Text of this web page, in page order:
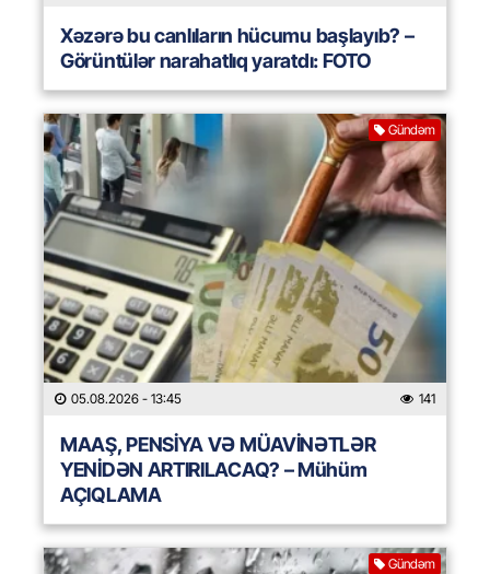
Xəzərə bu canlıların hücumu başlayıb? –
Görüntülər narahatlıq yaratdı: FOTO
Gündəm
05.08.2026 - 13:45 141
MAAŞ, PENSİYA VƏ MÜAVİNƏTLƏR
YENİDƏN ARTIRILACAQ? – Mühüm
AÇIQLAMA
Gündəm